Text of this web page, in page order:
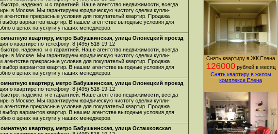
надежно, и с гарантией. Наше агентство недвижимости, всегда
в Москве. Мы гарантируем юридическую чистоту сделки купли-
прекрасные условия для покупательй квартир. Продажа
вариантов квартир. В нашем агентстве выгодные условия для
о ценах на услуги у наших менеджеров.
квартиру, метро Бабушкинская, улица Олонецкий проезд
о квартире по телефону: 8 (495) 518-19-12
надежно, и с гарантией. Наше агентство недвижимости, всегда
в Москве. Мы гарантируем юридическую чистоту сделки купли-
прекрасные условия для покупательй квартир. Продажа
вариантов квартир. В нашем агентстве выгодные условия для
о ценах на услуги у наших менеджеров.
квартиру, метро Бабушкинская, улица Олонецкий проезд
о квартире по телефону: 8 (495) 518-19-12
надежно, и с гарантией. Наше агентство недвижимости, всегда
в Москве. Мы гарантируем юридическую чистоту сделки купли-
прекрасные условия для покупательй квартир. Продажа
вариантов квартир. В нашем агентстве выгодные условия для
о ценах на услуги у наших менеджеров.
квартиру, метро Бабушкинская, улица Осташковская
Снять квартиру в ЖК Елена
126000рублей в месяц
Снять квартиру в жилом
комплексе Елена